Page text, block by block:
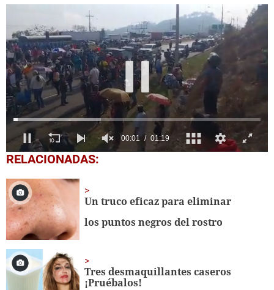
0
seconds
1
minute,
19
seconds
RELACIONADAS:
Un truco eficaz para eliminar
los puntos negros del rostro
Tres desmaquillantes caseros
¡Pruébalos!